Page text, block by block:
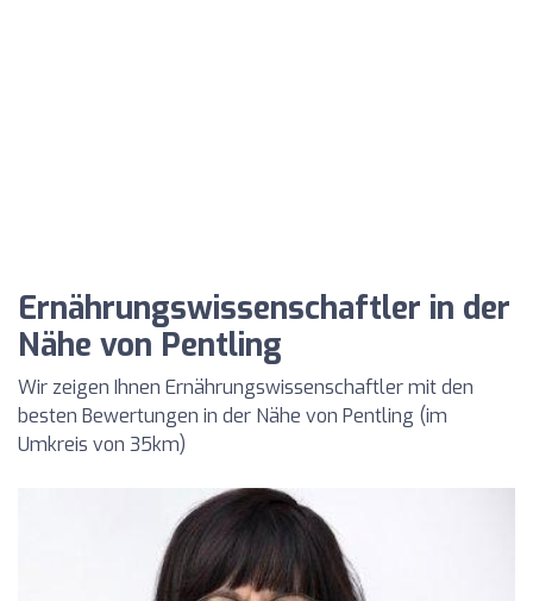
Ernährungswissenschaftler in der
Nähe von Pentling
Wir zeigen Ihnen Ernährungswissenschaftler mit den
besten Bewertungen in der Nähe von Pentling (im
Umkreis von 35km)